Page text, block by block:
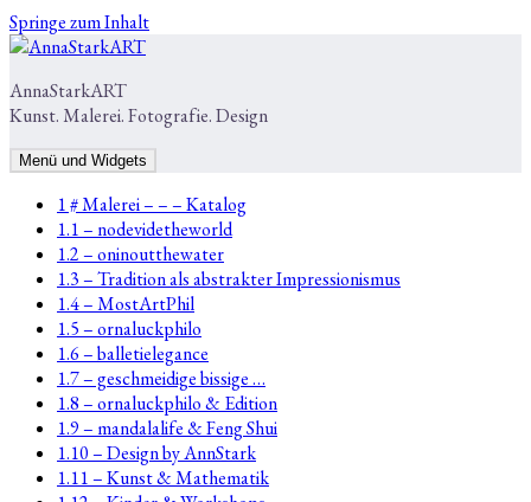
Springe zum Inhalt
AnnaStarkART
Kunst. Malerei. Fotografie. Design
Menü und Widgets
1 # Malerei – – – Katalog
1.1 – nodevidetheworld
1.2 – oninoutthewater
1.3 – Tradition als abstrakter Impressionismus
1.4 – MostArtPhil
1.5 – ornaluckphilo
1.6 – balletielegance
1.7 – geschmeidige bissige …
1.8 – ornaluckphilo & Edition
1.9 – mandalalife & Feng Shui
1.10 – Design by AnnStark
1.11 – Kunst & Mathematik